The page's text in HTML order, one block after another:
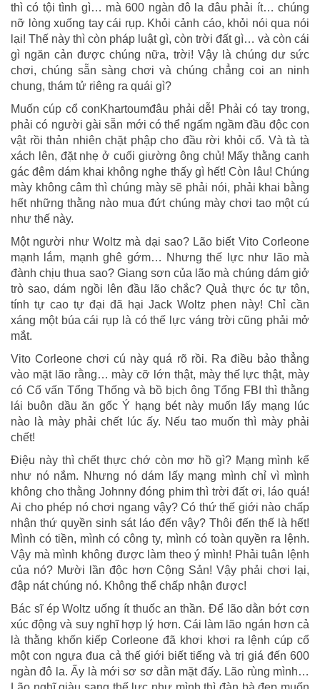
thì có tội tình gì… mà 600 ngàn đô la đâu phải ít… chúng
nỡ lòng xuống tay cái rụp. Khỏi cảnh cáo, khỏi nói qua nói
lại! Thế này thì còn pháp luật gì, còn trời đất gì… và còn cái
gì ngăn cản được chúng nữa, trời! Vậy là chúng dư sức
chơi, chúng sẵn sàng chơi và chúng chẳng coi an ninh
chung, thám tử riêng ra quái gì?
Muốn cúp cổ conKhartoumđâu phải dễ! Phải có tay trong,
phải có người gài sẵn mới có thể ngấm ngầm đầu độc con
vật rồi thản nhiên chặt phập cho đầu rời khỏi cổ. Và tà tà
xách lên, đặt nhẹ ở cuối giường ông chủ! Mấy thằng canh
gác đêm dám khai không nghe thấy gì hết! Còn lâu! Chúng
mày không câm thì chúng mày sẽ phải nói, phải khai bằng
hết những thằng nào mua đứt chúng mày chơi tao một cú
như thế này.
Một người như Woltz mà dại sao? Lão biết Vito Corleone
mạnh lắm, mạnh ghê gớm… Nhưng thế lực như lão mà
đành chịu thua sao? Giang sơn của lão mà chúng dám giở
trò sao, dám ngồi lên đầu lão chắc? Quả thực óc tự tôn,
tính tự cao tự đại đã hại Jack Woltz phen này! Chỉ cần
xáng một búa cái rụp là có thế lực váng trời cũng phải mở
mắt.
Vito Corleone chơi cú này quá rõ rồi. Ra điều bảo thẳng
vào mặt lão rằng… mày cỡ lớn thật, mày thế lực thật, mày
có Cố vấn Tổng Thống và bồ bịch ông Tổng FBI thì thằng
lái buôn dầu ăn gốc Ý hạng bét này muốn lấy mạng lúc
nào là mày phải chết lúc ấy. Nếu tao muốn thì mày phải
chết!
Điệu này thì chết thực chớ còn mơ hồ gì? Mạng mình kể
như nó nắm. Nhưng nó dám lấy mạng mình chỉ vì mình
không cho thằng Johnny đóng phim thì trời đất ơi, láo quá!
Ai cho phép nó chơi ngang vậy? Có thứ thế giới nào chấp
nhận thứ quyền sinh sát láo đến vậy? Thôi đến thế là hết!
Mình có tiền, mình có công ty, mình có toàn quyền ra lệnh.
Vậy mà mình không được làm theo ý mình! Phải tuân lệnh
của nó? Mười lần độc hơn Cộng Sản! Vậy phải chơi lại,
đập nát chúng nó. Không thể chấp nhận được!
Bác sĩ ép Woltz uống ít thuốc an thần. Để lão dằn bớt cơn
xúc động và suy nghĩ hợp lý hơn. Cái làm lão ngán hơn cả
là thằng khốn kiếp Corleone đã khơi khơi ra lệnh cúp cổ
một con ngựa đua cả thế giới biết tiếng và trị giá đến 600
ngàn đô la. Ấy là mới sơ sơ dằn mặt đấy. Lão rùng mình…